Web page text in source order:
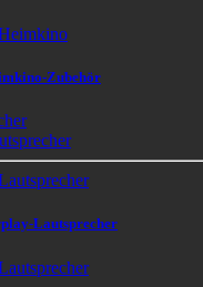
Zubehör
Lautsprecher